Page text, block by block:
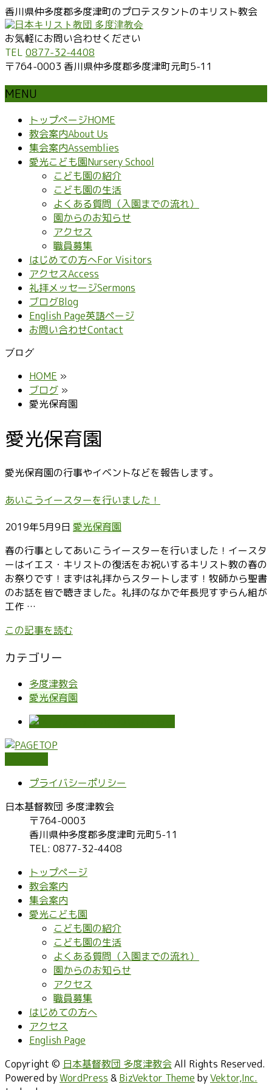
香川県仲多度郡多度津町のプロテスタントのキリスト教会
お気軽にお問い合わせください
TEL 0877-32-4408
〒764-0003 香川県仲多度郡多度津町元町5-11
MENU
トップページHOME
教会案内About Us
集会案内Assemblies
愛光こども園Nursery School
こども園の紹介
こども園の生活
よくある質問（入園までの流れ）
園からのお知らせ
アクセス
職員募集
はじめての方へFor Visitors
アクセスAccess
礼拝メッセージSermons
ブログBlog
English Page英語ページ
お問い合わせContact
ブログ
HOME »
ブログ »
愛光保育園
愛光保育園
愛光保育園の行事やイベントなどを報告します。
あいこうイースターを行いました！
2019年5月9日 愛光保育園
春の行事としてあいこうイースターを行いました！イースタ
ーはイエス・キリストの復活をお祝いするキリスト教の春の
お祭りです！まずは礼拝からスタートします！牧師から聖書
のお話を皆で聴きました。礼拝のなかで年長児すずらん組が
工作 …
この記事を読む
カテゴリー
多度津教会
愛光保育園
プライバシーポリシー
日本基督教団 多度津教会
〒764-0003
香川県仲多度郡多度津町元町5-11
TEL: 0877-32-4408
トップページ
教会案内
集会案内
愛光こども園
こども園の紹介
こども園の生活
よくある質問（入園までの流れ）
園からのお知らせ
アクセス
職員募集
はじめての方へ
アクセス
English Page
Copyright © 日本基督教団 多度津教会All Rights Reserved.
Powered byWordPress &BizVektor Theme byVektor,Inc.